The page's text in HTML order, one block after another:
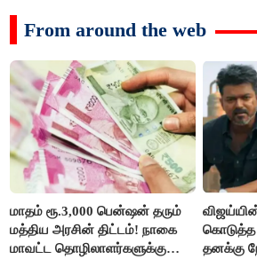
From around the web
மாதம் ரூ.3,000 பென்ஷன் தரும்
மத்திய அரசின் திட்டம்! நாகை
மாவட்ட தொழிலாளர்களுக்கு
கொடுத்த
தனக்கு